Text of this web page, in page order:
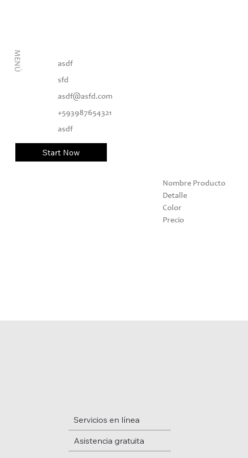
MENÚ
asdf
sfd
asdf@asfd.com
+593987654321
asdf
Nombre Producto
Detalle
Color
Precio
Start Now
Servicios en línea
Asistencia gratuita